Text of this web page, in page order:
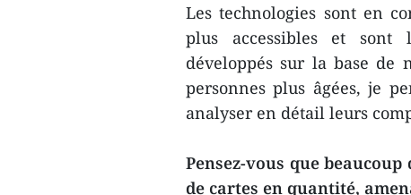
Les technologies sont en
plus accessibles et sont
développés sur la base de
personnes plus âgées, je
analyser en détail leurs
Pensez-vous que
de cartes en quantité,